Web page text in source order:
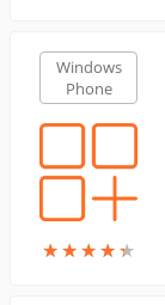
Windows
Phone
★★★★★
★★★★★